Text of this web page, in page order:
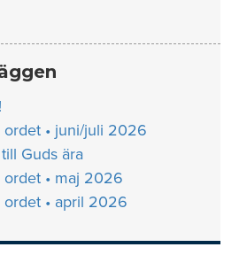
ordet • juni/juli 2026
Guds ära
ordet • maj 2026
ordet • april 2026